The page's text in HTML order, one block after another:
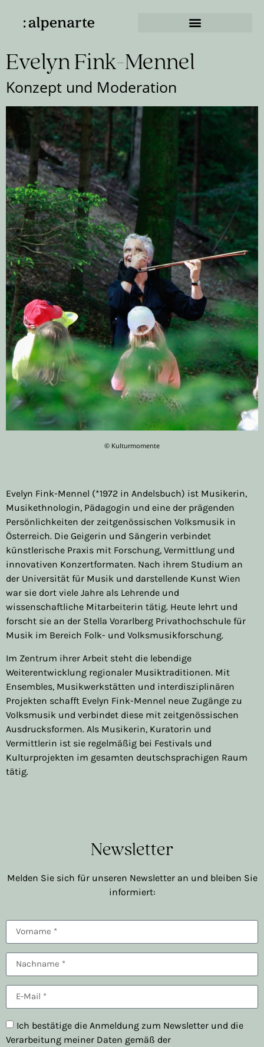
Evelyn Fink-Mennel
Konzept und Moderation
© Kulturmomente
Evelyn Fink-Mennel (*1972 in Andelsbuch) ist Musikerin,
Musikethnologin, Pädagogin und eine der prägenden
Persönlichkeiten der zeitgenössischen Volksmusik in
Österreich. Die Geigerin und Sängerin verbindet
künstlerische Praxis mit Forschung, Vermittlung und
innovativen Konzertformaten. Nach ihrem Studium an
der Universität für Musik und darstellende Kunst Wien
war sie dort viele Jahre als Lehrende und
wissenschaftliche Mitarbeiterin tätig. Heute lehrt und
forscht sie an der Stella Vorarlberg Privathochschule für
Musik im Bereich Folk- und Volksmusikforschung.
Im Zentrum ihrer Arbeit steht die lebendige
Weiterentwicklung regionaler Musiktraditionen. Mit
Ensembles, Musikwerkstätten und interdisziplinären
Projekten schafft Evelyn Fink-Mennel neue Zugänge zu
Volksmusik und verbindet diese mit zeitgenössischen
Ausdrucksformen. Als Musikerin, Kuratorin und
Vermittlerin ist sie regelmäßig bei Festivals und
Kulturprojekten im gesamten deutschsprachigen Raum
tätig.
Newsletter
Melden Sie sich für unseren Newsletter an und bleiben Sie
informiert:
Ich bestätige die Anmeldung zum Newsletter und die
Verarbeitung meiner Daten gemäß der